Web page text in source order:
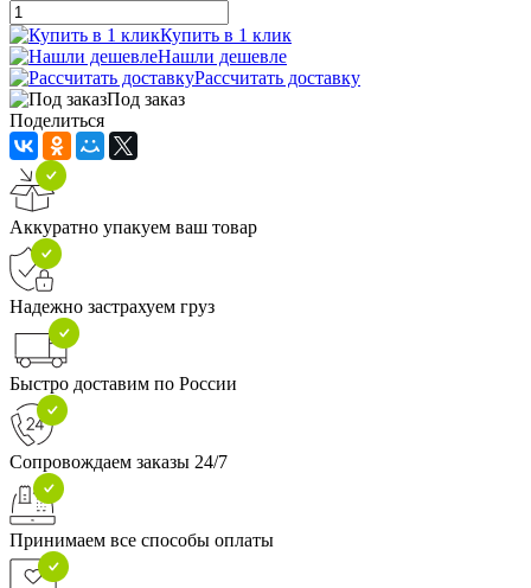
Купить в 1 клик
Нашли дешевле
Рассчитать доставку
Под заказ
Поделиться
Аккуратно упакуем ваш товар
Надежно застрахуем груз
Быстро доставим по России
Сопровождаем заказы 24/7
Принимаем все способы оплаты